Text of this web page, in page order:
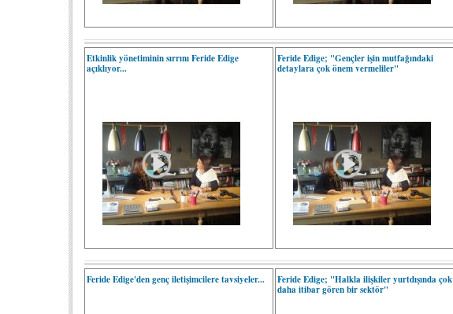
Etkinlik yönetiminin sırrını Feride Edige
açıklıyor...
Feride Edige; "Gençler işin mutfağındaki
detaylara çok önem vermeliler"
Feride Edige'den genç iletişimcilere tavsiyeler...
Feride Edige; "Halkla ilişkiler yurtdışında çok
daha itibar gören bir sektör"